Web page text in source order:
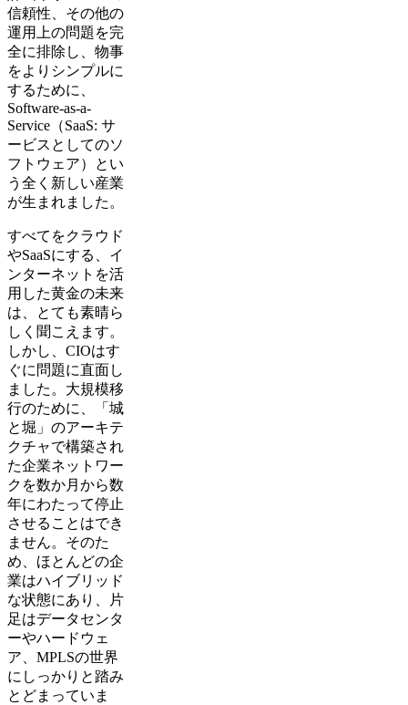
信頼性、その他の
運用上の問題を完
全に排除し、物事
をよりシンプルに
するために、
Software-as-a-
Service（SaaS: サ
ービスとしてのソ
フトウェア）とい
う全く新しい産業
が生まれました。
すべてをクラウド
やSaaSにする、イ
ンターネットを活
用した黄金の未来
は、とても素晴ら
しく聞こえます。
しかし、CIOはす
ぐに問題に直面し
ました。大規模移
行のために、「城
と堀」のアーキテ
クチャで構築され
た企業ネットワー
クを数か月から数
年にわたって停止
させることはでき
ません。そのた
め、ほとんどの企
業はハイブリッド
な状態にあり、片
足はデータセンタ
ーやハードウェ
ア、MPLSの世界
にしっかりと踏み
とどまっていま